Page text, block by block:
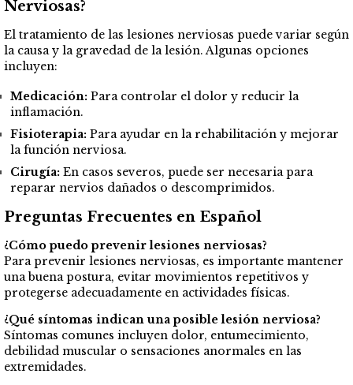
Nerviosas?
El tratamiento de las lesiones nerviosas puede variar según
la causa y la gravedad de la lesión. Algunas opciones
incluyen:
Medicación: Para controlar el dolor y reducir la
inflamación.
Fisioterapia: Para ayudar en la rehabilitación y mejorar
la función nerviosa.
Cirugía: En casos severos, puede ser necesaria para
reparar nervios dañados o descomprimidos.
Preguntas Frecuentes en Español
¿Cómo puedo prevenir lesiones nerviosas?
Para prevenir lesiones nerviosas, es importante mantener
una buena postura, evitar movimientos repetitivos y
protegerse adecuadamente en actividades físicas.
¿Qué síntomas indican una posible lesión nerviosa?
Síntomas comunes incluyen dolor, entumecimiento,
debilidad muscular o sensaciones anormales en las
extremidades.